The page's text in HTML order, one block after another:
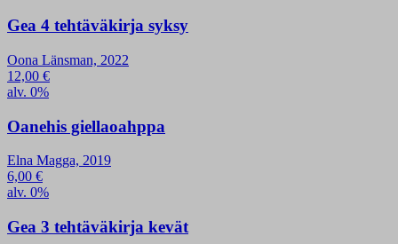
Gea 4 tehtäväkirja syksy
Oona Länsman, 2022
12,00 €
alv. 0%
Oanehis giellaoahppa
Elna Magga, 2019
6,00 €
alv. 0%
Gea 3 tehtäväkirja kevät